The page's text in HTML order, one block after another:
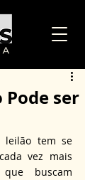
ser
leilão tem se
vez mais
buscam